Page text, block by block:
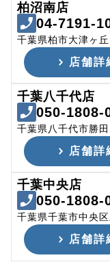
柏沼南店
04-7191-
千葉県柏市大津ヶ丘
店舗詳
千葉八千代店
050-1808-
千葉県八千代市勝
店舗詳
千葉中央店
050-1808-
千葉県千葉市中央
店舗詳